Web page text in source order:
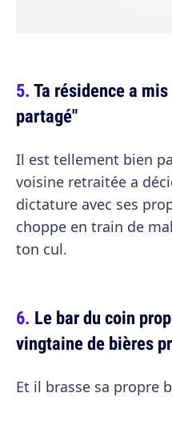
Ta résidence a
partagé"
Il est tellement bien
voisine retraitée a
dictature avec ses
choppe en train de
ton cul.
Le bar du coin
vingtaine de bières
Et il brasse sa propre